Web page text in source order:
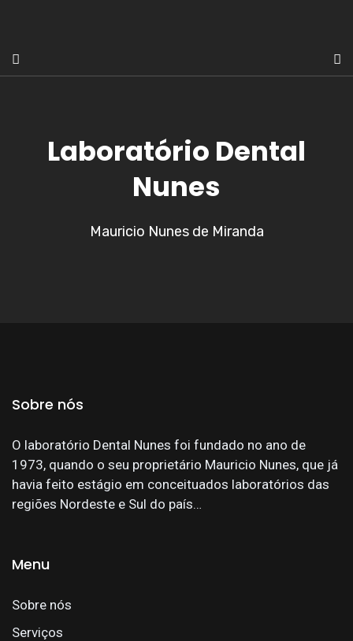
Laboratório Dental
Nunes
Mauricio Nunes de Miranda
Sobre nós
O laboratório Dental Nunes foi fundado no ano de
1973, quando o seu proprietário Mauricio Nunes, que já
havia feito estágio em conceituados laboratórios das
regiões Nordeste e Sul do país…
Menu
Sobre nós
Serviços